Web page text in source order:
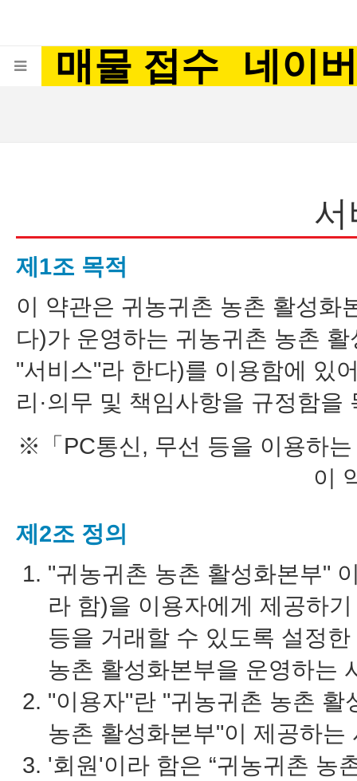
매물 접수 네이
제1조 목적
이 약관은 귀농귀촌 농촌 활성화
다)가 운영하는 귀농귀촌 농촌
"서비스"라 한다)를 이용함에 있
리·의무 및 책임사항을 규정함을
※「PC통신, 무선 등을 이용하
이
제2조 정의
"귀농귀촌 농촌 활성화본부"
라 함)을 이용자에게 제공하
등을 거래할 수 있도록 설정
농촌 활성화본부을 운영하는
"이용자"란 "귀농귀촌 농촌
농촌 활성화본부"이 제공하
'회원'이라 함은 “귀농귀촌 농